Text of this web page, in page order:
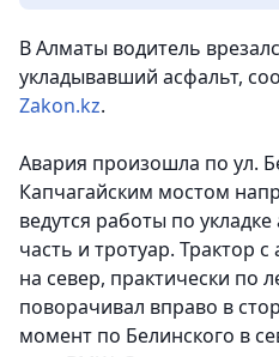
В Алматы водитель
укладывавший асфальт,
Zakon.kz.
Авария произошла по ул.
Капчагайским мостом
ведутся работы по
часть и тротуар. Трактор
на север, практически по
поворачивал вправо в
момент по Белинского в